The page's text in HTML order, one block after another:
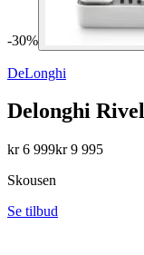
-30%
DeLonghi
Delonghi
kr6 999kr9 995
Skousen
Se tilbud